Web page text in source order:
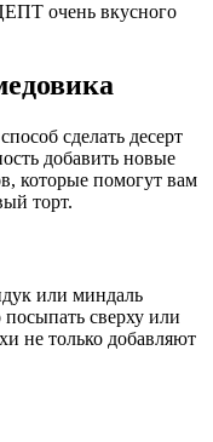
очень вкусного
сделать десерт
добавить новые
которые помогут вам
торт.
или миндаль
сверху или
не только добавляют